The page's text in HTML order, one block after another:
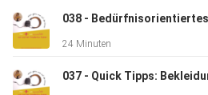
24 Minuten
037 - Quick Tipps: